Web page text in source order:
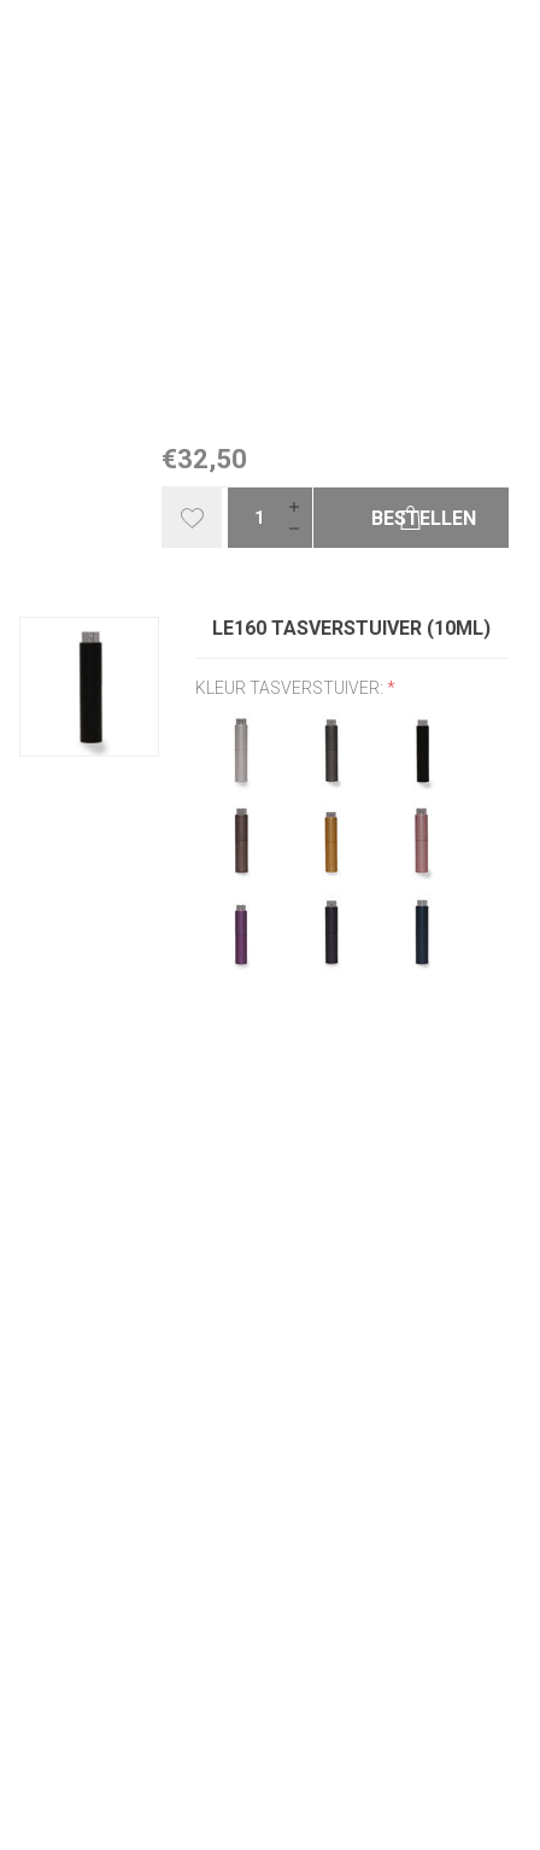
€32,50
BESTELLEN
LE160 TASVERSTUIVER (10ML)
KLEUR TASVERSTUIVER: *